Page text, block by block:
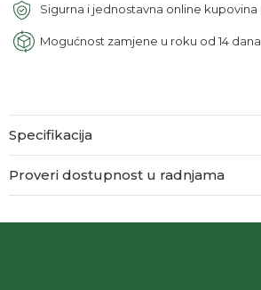
Sigurna i jednostavna online kupovina
Mogućnost zamjene u roku od 14 dana
Specifikacija
Proveri dostupnost u radnjama